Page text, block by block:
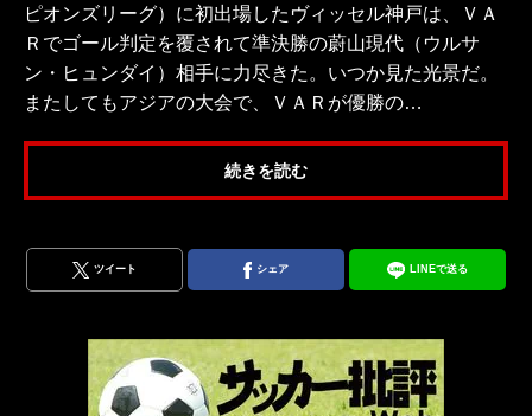
ピオンズリーグ）に初出場したヴィッセル神戸は、ＶＡ
Ｒでゴール判定を覆されて準決勝の蔚山現代（ウルサ
ン・ヒュンダイ）相手に力尽きた。いつか見た光景だ。
またしてもアジアの大会で、ＶＡＲが優勝の…
続きを読む
ツイート シェア LINEで送る